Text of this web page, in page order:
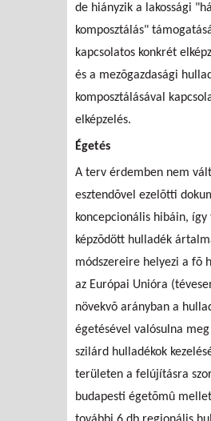
de hiányzik a lakossági
komposztálás"
kapcsolatos konkrét
és a mezõgazdasági
komposztálásával
elképzelés.
Égetés
A terv érdemben nem
esztendõvel ezelõtti
koncepcionális hibáin, így
képzõdött hulladék
módszereire helyezi a fõ
az Európai Unióra
növekvõ arányban a
égetésével valósulna
szilárd hulladékok
területen a felújításra
budapesti égetõmû